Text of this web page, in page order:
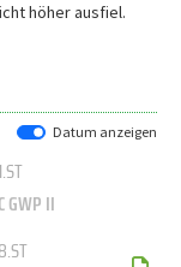
höher ausfiel.
Datum anzeigen
GWP II